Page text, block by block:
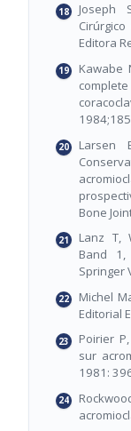
Joseph
Editora
Kawabe
Larsen
Bone
Lanz T,
Band 1,
Springer
Michel
Editorial
Poirier
sur
1981: